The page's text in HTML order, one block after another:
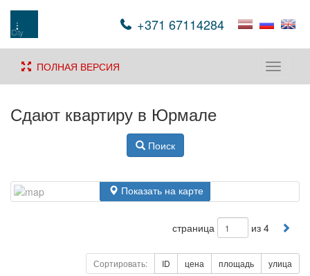
+371 67114284
Toggle
ПОЛНАЯ ВЕРСИЯ
Сдают квартиру в Юрмале
Поиск
Показать на карте
страница из 4
Сортировать: ID цена площадь улица